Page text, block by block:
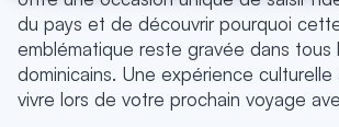
du pays et de découvrir pourquoi
emblématique reste gravée dans
dominicains. Une expérience
vivre lors de votre prochain voyage